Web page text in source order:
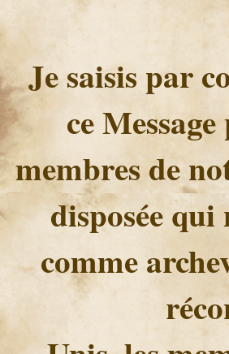
Je saisis par
ce
membres de
disposée
comme